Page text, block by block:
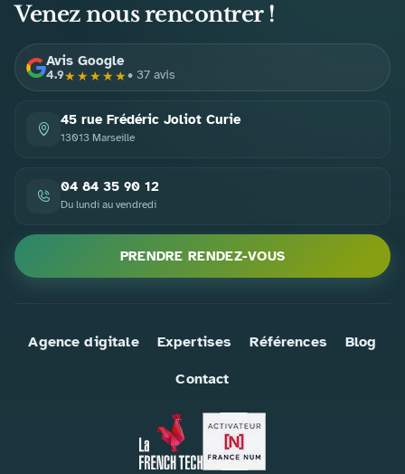
Venez nous rencontrer !
Avis Google
4.9★★★★★• 37 avis
PACOM1 4.9 37
45 rue Frédéric Joliot Curie
13013 Marseille
04 84 35 90 12
Du lundi au vendredi
PRENDRE RENDEZ-VOUS
Agence digitale Expertises Références Blog
Contact